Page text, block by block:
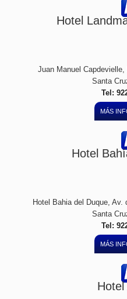
Hotel
Juan Manuel
Santa
Tel:
MÁS
Hotel
Hotel Bahia del Duque,
Santa
Tel:
MÁS